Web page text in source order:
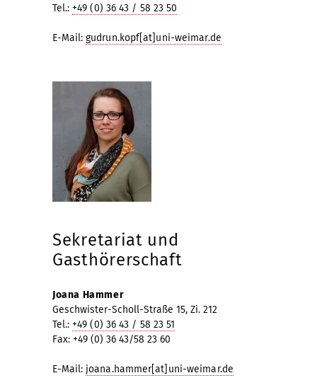
Tel.: +49 (0) 36 43 / 58 23 50
E-Mail: gudrun.kopf[at]uni-weimar.de
Sekretariat und
Gasthörerschaft
Joana Hammer
Geschwister-Scholl-Straße 15, Zi. 212
Tel.: +49 (0) 36 43 / 58 23 51
Fax: +49 (0) 36 43/58 23 60
E-Mail: joana.hammer[at]uni-weimar.de